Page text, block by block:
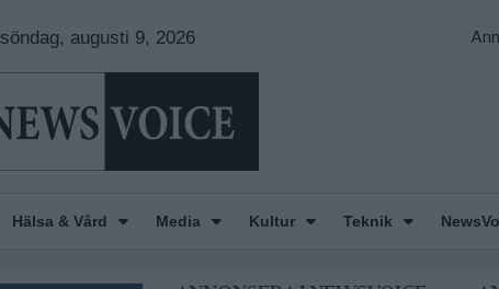
söndag, augusti 9, 2026
Hälsa & Vård Media Kultur Teknik